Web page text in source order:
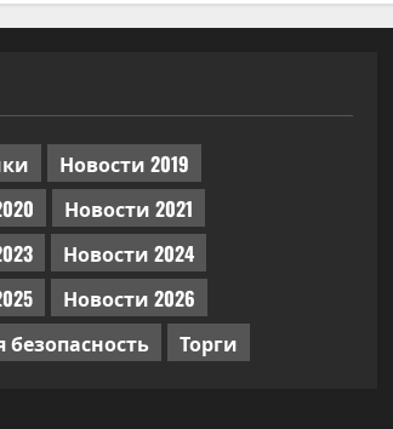
Новости 2019
Новости 2021
Новости 2024
Новости 2026
Торги